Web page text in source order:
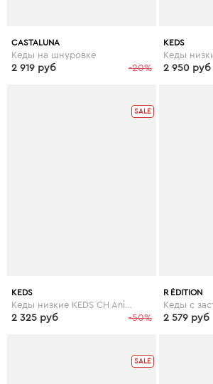
CASTALUNA
Кеды на шнуровке
-20%
2 919 руб
KEDS
2 950 руб
SALE
KEDS
-50%
2 325 руб
R ÉDITION
2 579 руб
SALE